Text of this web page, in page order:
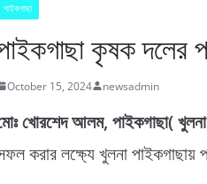
পাইকগাছা
কৃষক দলের
October 15, 2024 newsadmin
খোরশেদ আলম, পাইকগাছা(
করার লক্ষ্যে খুলনা পাইকগাছায়